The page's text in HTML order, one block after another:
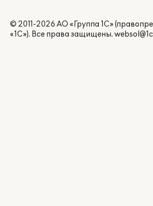
© 2011-2026 АО «Группа 1С»
«1С»). Все права защищены.